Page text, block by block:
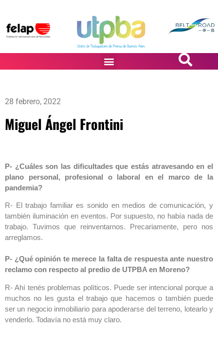
28 febrero, 2022
Miguel Ángel Frontini
P- ¿Cuáles son las dificultades que estás atravesando en el
plano personal, profesional o laboral en el marco de la
pandemia?
R- El trabajo familiar es sonido en medios de comunicación, y
también iluminación en eventos. Por supuesto, no había nada de
trabajo. Tuvimos que reinventarnos. Precariamente, pero nos
arreglamos.
P- ¿Qué opinión te merece la falta de respuesta ante nuestro
reclamo con respecto al predio de UTPBA en Moreno?
R- Ahí tenés problemas políticos. Puede ser intencional porque a
muchos no les gusta el trabajo que hacemos o también puede
ser un negocio inmobiliario para apoderarse del terreno, lotearlo y
venderlo. Todavía no está muy claro.